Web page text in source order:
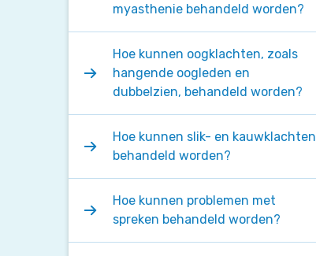
myasthenie behandeld worden?
Hoe kunnen oogklachten, zoals
hangende oogleden en
dubbelzien, behandeld worden?
Hoe kunnen slik- en kauwklachten
behandeld worden?
Hoe kunnen problemen met
spreken behandeld worden?